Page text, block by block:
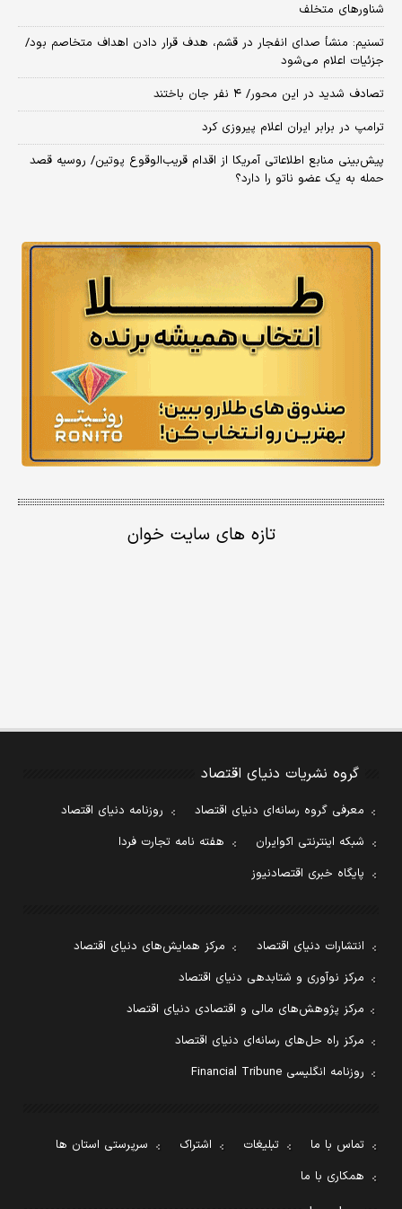
شناورهای متخلف
تسنیم: منشأ صدای انفجار در قشم، هدف قرار دادن اهداف متخاصم بود/
جزئیات اعلام می‌شود
تصادف شدید در این محور/ ۴ نفر جان باختند
ترامپ در برابر ایران اعلام پیروزی کرد
پیش‌بینی منابع اطلاعاتی آمریکا از اقدام قریب‌الوقوع پوتین/ روسیه قصد
حمله به یک عضو ناتو را دارد؟
تازه های سایت خوان
گروه نشریات دنیای اقتصاد
معرفی گروه رسانه‌ای دنیای اقتصاد
روزنامه دنیای اقتصاد
شبکه اینترنتی اکوایران
هفته نامه تجارت فردا
پایگاه خبری اقتصادنیوز
انتشارات دنیای اقتصاد
مرکز همایش‌های دنیای اقتصاد
مرکز نوآوری و شتابدهی دنیای اقتصاد
مرکز پژوهش‌های مالی و اقتصادی دنیای اقتصاد
مرکز راه حل‌های رسانه‌ای دنیای اقتصاد
روزنامه انگلیسی Financial Tribune
تماس با ما تبلیغات اشتراک
سرپرستی استان ها
همکاری با ما